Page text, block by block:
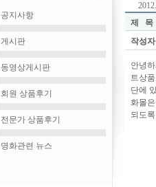
공지사항
게시판
동영상게시판
회원 상품후기
전문가 상품후기
명화관련 뉴스
제 목
작성자
안녕
트상
단에
화몰
되도